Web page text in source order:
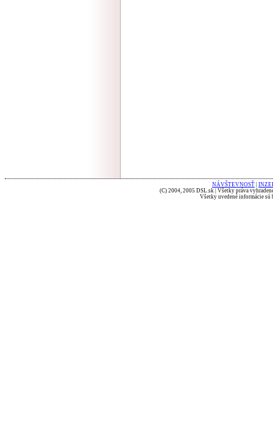
NÁVŠTEVNOSŤ
(C) 2004, 2005 DSL.sk | Všetky práva
Všetky uvedené informácie sú